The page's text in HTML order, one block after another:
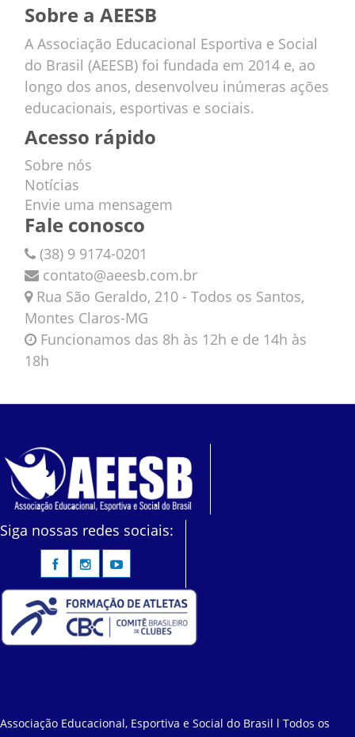
Sobre a AEESB
A Associação Educacional Esportiva e Social
do Brasil (AEESB) foi fundada em 2014 e, ao
longo dos anos, desenvolveu inúmeras ações
educacionais, esportivas e sociais.
Acesso rápido
Sobre nós
Notícias
Envie uma mensagem
Fale conosco
(38) 9 9174-0201
contato@aeesb.com.br
Rua São Geraldo, 210 - Todos os Santos,
Montes Claros-MG
Funcionamos das 8h às 12h e de 14h às
18h
Siga nossas redes sociais:
Associação Educacional, Esportiva e Social do Brasil l Todos os